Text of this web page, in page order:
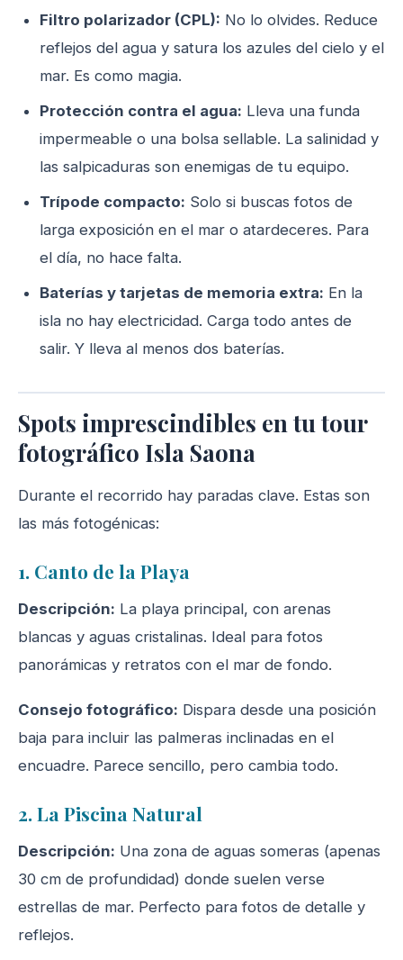
Filtro polarizador (CPL): No lo olvides. Reduce
reflejos del agua y satura los azules del cielo y el
mar. Es como magia.
Protección contra el agua: Lleva una funda
impermeable o una bolsa sellable. La salinidad y
las salpicaduras son enemigas de tu equipo.
Trípode compacto: Solo si buscas fotos de
larga exposición en el mar o atardeceres. Para
el día, no hace falta.
Baterías y tarjetas de memoria extra: En la
isla no hay electricidad. Carga todo antes de
salir. Y lleva al menos dos baterías.
Spots imprescindibles en tu tour
fotográfico Isla Saona
Durante el recorrido hay paradas clave. Estas son
las más fotogénicas:
1. Canto de la Playa
Descripción: La playa principal, con arenas
blancas y aguas cristalinas. Ideal para fotos
panorámicas y retratos con el mar de fondo.
Consejo fotográfico: Dispara desde una posición
baja para incluir las palmeras inclinadas en el
encuadre. Parece sencillo, pero cambia todo.
2. La Piscina Natural
Descripción: Una zona de aguas someras (apenas
30 cm de profundidad) donde suelen verse
estrellas de mar. Perfecto para fotos de detalle y
reflejos.